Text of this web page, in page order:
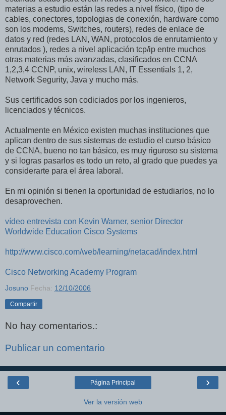
materias a estudio están las redes a nivel físico, (tipo de
cables, conectores, topologias de conexión, hardware como
son los modems, Switches, routers), redes de enlace de
datos y red (redes LAN, WAN, protocolos de enrutamiento y
enrutados ), redes a nivel aplicación tcp/ip entre muchos
otras materias más avanzadas, clasificados en CCNA
1,2,3,4 CCNP, unix, wireless LAN, IT Essentials 1, 2,
Network Segurity, Java y mucho más.
Sus certificados son codiciados por los ingenieros,
licenciados y técnicos.
Actualmente en México existen muchas instituciones que
aplican dentro de sus sistemas de estudio el curso básico
de CCNA, bueno no tan básico, es muy riguroso su sistema
y si logras pasarlos es todo un reto, al grado que puedes ya
considerarte para el área laboral.
En mi opinión si tienen la oportunidad de estudiarlos, no lo
desaprovechen.
vídeo entrevista con Kevin Warner, senior Director
Worldwide Education Cisco Systems
http://www.cisco.com/web/learning/netacad/index.html
Cisco Networking Academy Program
Josuno Fecha: 12/10/2006
Compartir
No hay comentarios.:
Publicar un comentario
‹ ›
Página Principal
Ver la versión web